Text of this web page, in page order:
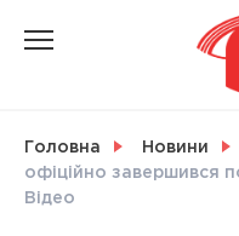
СВІТ
Головна Новини
офіційно завершився
Відео